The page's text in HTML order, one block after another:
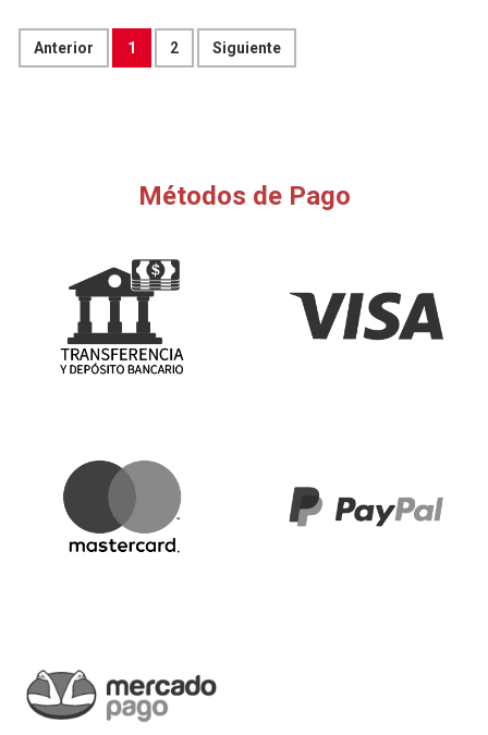
Anterior 1 2 Siguiente
Métodos de Pago